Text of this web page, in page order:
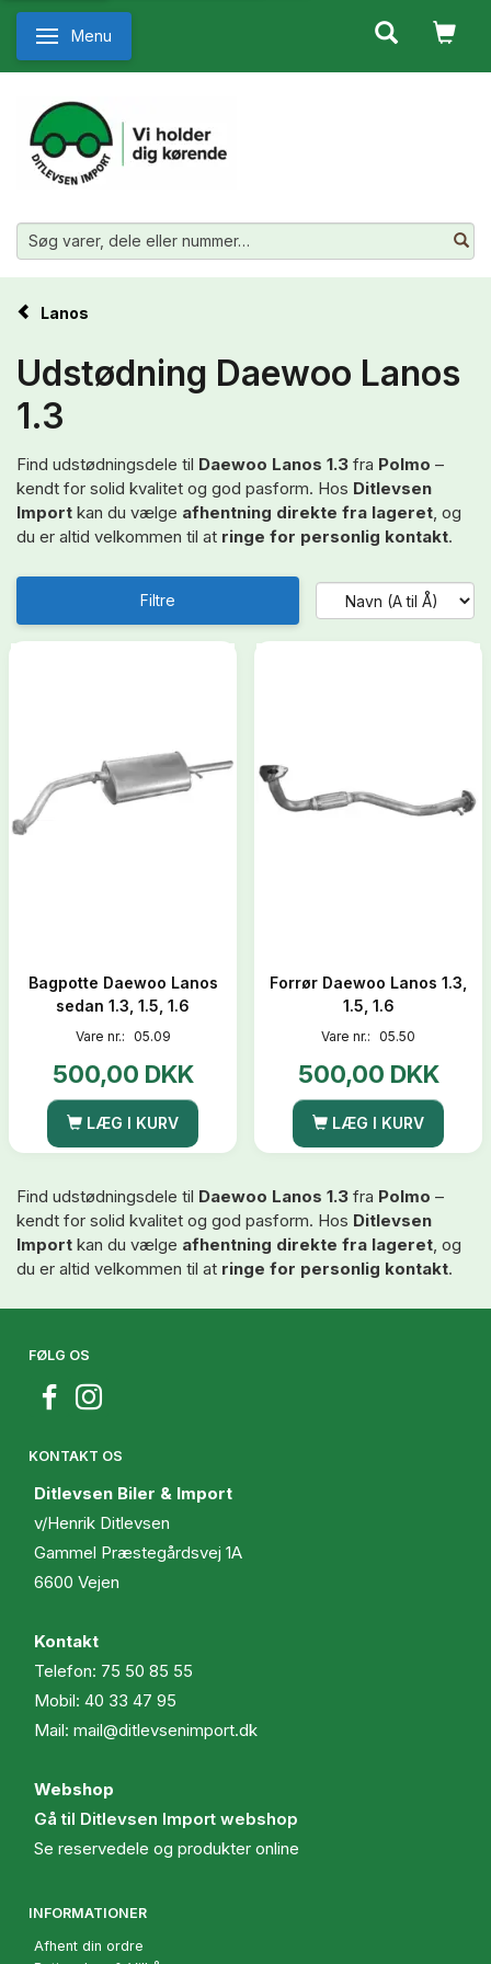
Skifte navigation
Menu
Lanos
Udstødning Daewoo Lanos
1.3
Find udstødningsdele til Daewoo Lanos 1.3 fra Polmo –
kendt for solid kvalitet og god pasform. Hos Ditlevsen
Import kan du vælge afhentning direkte fra lageret, og
du er altid velkommen til at ringe for personlig kontakt.
Filtre
Bagpotte Daewoo Lanos
sedan 1.3, 1.5, 1.6
Vare nr.: 05.09
500,00 DKK
LÆG I KURV
Forrør Daewoo Lanos 1.3,
1.5, 1.6
Vare nr.: 05.50
500,00 DKK
LÆG I KURV
Find udstødningsdele til Daewoo Lanos 1.3 fra Polmo –
kendt for solid kvalitet og god pasform. Hos Ditlevsen
Import kan du vælge afhentning direkte fra lageret , og
du er altid velkommen til at ringe for personlig kontakt.
FØLG OS
KONTAKT OS
Ditlevsen Biler & Import
v/Henrik Ditlevsen
Gammel Præstegårdsvej 1A
6600 Vejen
Kontakt
Telefon: 75 50 85 55
Mobil: 40 33 47 95
Mail: mail@ditlevsenimport.dk
Webshop
Gå til Ditlevsen Import webshop
Se reservedele og produkter online
INFORMATIONER
Afhent din ordre